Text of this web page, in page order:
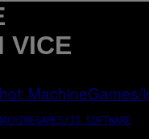
VICE
ID SOFTWARE